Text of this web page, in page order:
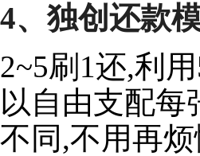
4、独创还款
2~5刷1还,利
以自由支配每
不同,不用再